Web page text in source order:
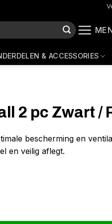
& ACCESSORIES
2 pc Zwart /
bescherming en
en veilig aflegt.
56 aantal